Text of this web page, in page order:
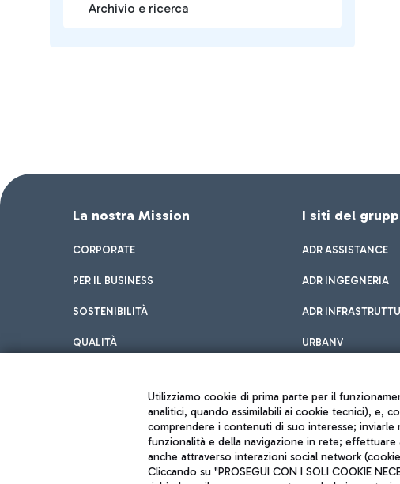
Archivio e ricerca
La nostra Mission
CORPORATE
PER IL BUSINESS
SOSTENIBILITÀ
QUALITÀ
I siti del
ADR ASSISTANCE
ADR INGEGNERIA
ADR
URBANV
Utilizziamo cookie di prima parte per il
analitici, quando assimilabili ai cookie tecnici), e,
comprendere i contenuti di suo interesse; inviarle
funzionalità e della navigazione in rete;
anche attraverso interazioni social network
Cliccando su "PROSEGUI CON I SOLI COOKIE